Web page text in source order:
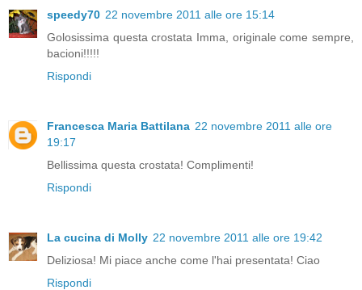
speedy70 22 novembre 2011 alle ore 15:14
Golosissima questa crostata Imma, originale come sempre,
bacioni!!!!!
Rispondi
Francesca Maria Battilana 22 novembre 2011 alle ore
19:17
Bellissima questa crostata! Complimenti!
Rispondi
La cucina di Molly 22 novembre 2011 alle ore 19:42
Deliziosa! Mi piace anche come l'hai presentata! Ciao
Rispondi